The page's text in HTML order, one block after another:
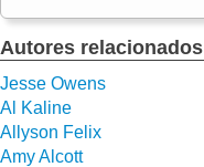
Autores relacionados
Jesse Owens
Al Kaline
Allyson Felix
Amy Alcott